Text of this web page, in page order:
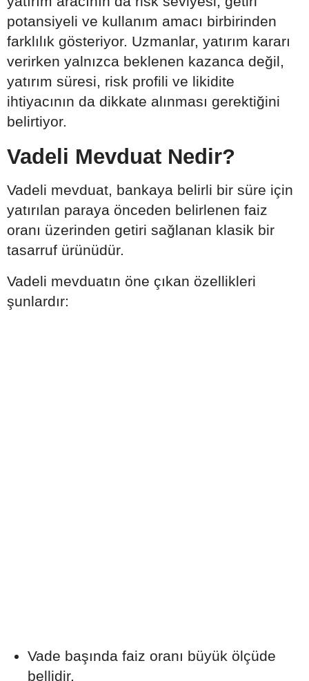
potansiyeli ve kullanım amacı birbirinden
farklılık gösteriyor. Uzmanlar, yatırım kararı
verirken yalnızca beklenen kazanca değil,
yatırım süresi, risk profili ve likidite
ihtiyacının da dikkate alınması gerektiğini
belirtiyor.
Vadeli Mevduat Nedir?
Vadeli mevduat, bankaya belirli bir süre için
yatırılan paraya önceden belirlenen faiz
oranı üzerinden getiri sağlanan klasik bir
tasarruf ürünüdür.
Vadeli mevduatın öne çıkan özellikleri
şunlardır:
Vade başında faiz oranı büyük ölçüde
bellidir.